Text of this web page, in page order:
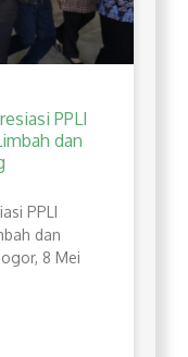
PPLI
dan
PPLI
dan
8 Mei